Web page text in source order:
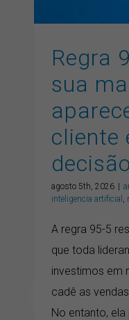
Regra
sua
cliente
decisão
agosto 5th, 2026
inteligencia artificial ,
A regra 95-5
que toda
investimos em
cadê as
No entanto, ela